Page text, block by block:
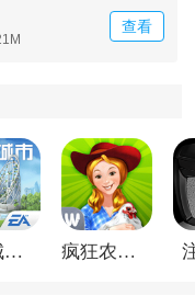
的去了解这场比赛的
查看
模拟城市我是巿长联机版 疯狂农场3美国派19